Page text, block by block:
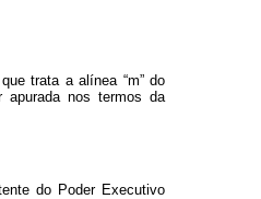
trata a alínea “m” do
apurada nos termos da
do Poder Executivo